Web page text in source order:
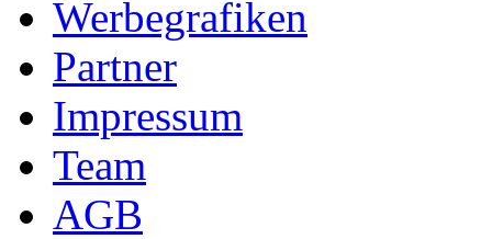
Werbegrafiken
Partner
Impressum
Team
AGB